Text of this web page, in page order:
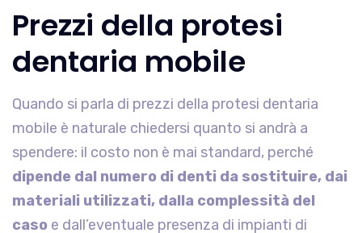
Prezzi della protesi
dentaria mobile
Quando si parla di prezzi della protesi dentaria
mobile è naturale chiedersi quanto si andrà a
spendere: il costo non è mai standard, perché
dipende dal numero di denti da sostituire, dai
materiali utilizzati, dalla complessità del
caso e dall’eventuale presenza di impianti di